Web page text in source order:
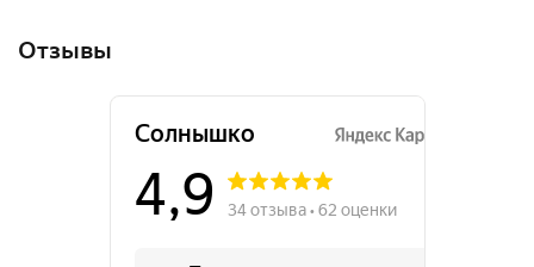
Отзывы